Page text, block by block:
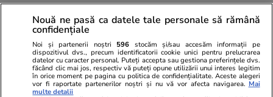
POLITIC
Politică
România riscă să piardă
miliarde de euro din PNRR
după un vot în Senat. De ce
Nouă ne pasă ca datele tale personale să rămână
confidențiale
Noi și partenerii noștri 596 stocăm și/sau accesăm informații pe
dispozitivul dvs., precum identificatorii cookie unici pentru prelucrarea
datelor cu caracter personal. Puteți accepta sau gestiona preferințele dvs.
făcând clic mai jos, respectiv vă puteți opune utilizării unui interes legitim
în orice moment pe pagina cu politica de confidențialitate. Aceste alegeri
vor fi raportate partenerilor noștri și nu vă vor afecta navigarea. Mai
multe detalii